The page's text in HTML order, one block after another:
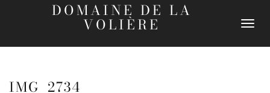
DOMAINE DE LA
VOLIÈRE
DÉPLIER
IMG_2734